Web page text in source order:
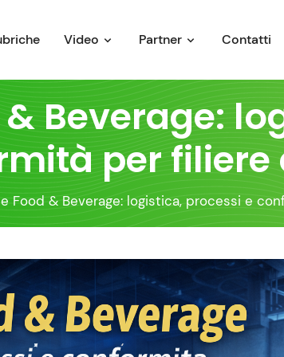
Video Partner Contatti
Beverage:
per
Food & Beverage: logistica, processi e